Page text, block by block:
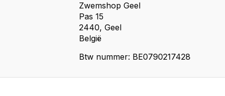
Zwemshop Geel
Pas 15
2440, Geel
België
Btw nummer: BE0790217428